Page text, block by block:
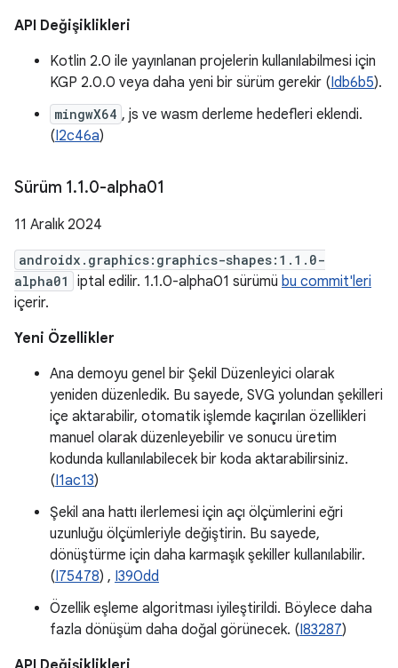
API Değişiklikleri
Kotlin 2.0 ile yayınlanan projelerin kullanılabilmesi için
KGP 2.0.0 veya daha yeni bir sürüm gerekir (Idb6b5).
mingwX64 , js ve wasm derleme hedefleri eklendi.
(I2c46a)
Sürüm 1.1.0-alpha01
11 Aralık 2024
androidx.graphics:graphics-shapes:1.1.0-
alpha01
iptal edilir. 1.1.0-alpha01 sürümü bu commit'leri
içerir.
Yeni Özellikler
Ana demoyu genel bir Şekil Düzenleyici olarak
yeniden düzenledik. Bu sayede, SVG yolundan şekilleri
içe aktarabilir, otomatik işlemde kaçırılan özellikleri
manuel olarak düzenleyebilir ve sonucu üretim
kodunda kullanılabilecek bir koda aktarabilirsiniz.
(I1ac13)
Şekil ana hattı ilerlemesi için açı ölçümlerini eğri
uzunluğu ölçümleriyle değiştirin. Bu sayede,
dönüştürme için daha karmaşık şekiller kullanılabilir.
(I75478) , I390dd
Özellik eşleme algoritması iyileştirildi. Böylece daha
fazla dönüşüm daha doğal görünecek. (I83287)